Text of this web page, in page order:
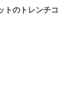
トのトレンチコ